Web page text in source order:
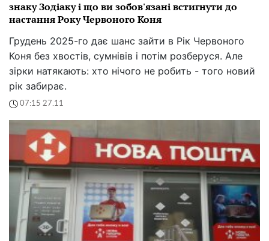
знаку Зодіаку і що ви зобов'язані встигнути до
настання Року Червоного Коня
Грудень 2025-го дає шанс зайти в Рік Червоного
Коня без хвостів, сумнівів і потім розберуся. Але
зірки натякають: хто нічого не робить - того новий
рік забирає.
07:15 27.11